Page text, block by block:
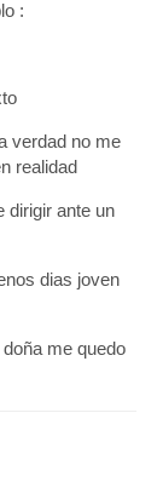
:
verdad no me
realidad
dirigir ante un
dias joven
me quedo